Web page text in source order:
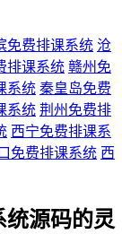
免费排课系统 沧
排课系统 赣州免
系统 秦皇岛免费
系统 荆州免费排
西宁免费排课系
免费排课系统 西
源码的灵